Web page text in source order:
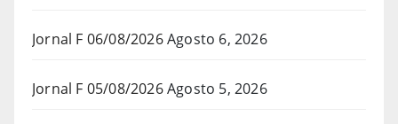
Jornal F 06/08/2026Agosto 6, 2026
Jornal F 05/08/2026Agosto 5, 2026